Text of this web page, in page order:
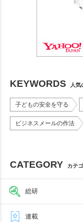
KEYWORDS 人気
子どもの安全を守る
ビジネスメールの作法
CATEGORY カテ
総研
連載